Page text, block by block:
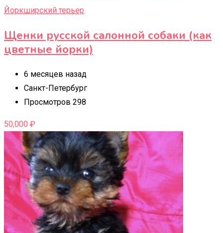
Йоркширский терьер
Щенки русской салонной собаки (как
цветные йорки)
6 месяцев назад
Санкт-Петербург
Просмотров 298
50,000 ₽